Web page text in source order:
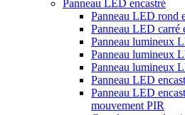
Panneau LED encastré
Panneau LED rond
Panneau LED carré
Panneau lumineux
Panneau lumineux
Panneau lumineux
Panneau LED
Panneau LED
mouvement PIR